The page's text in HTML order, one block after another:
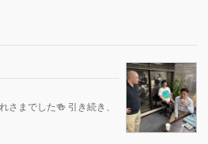
さまでした🍻 引き続き、